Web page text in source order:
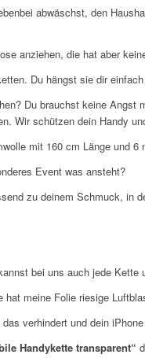
abwäschst, den
anziehen, die hat aber
Du hängst sie dir
Du brauchst keine
Wir schützen dein Handy
mit 160 cm Länge und
Event was ansteht?
zu deinem Schmuck, in
bei uns auch jede Kette
meine Folie riesige
verhindert und dein
Handykette transparent“